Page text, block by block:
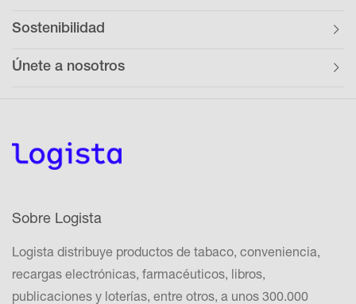
Sostenibilidad
Únete a nosotros
Sobre Logista
Logista distribuye productos de tabaco, conveniencia,
recargas electrónicas, farmacéuticos, libros,
publicaciones y loterías, entre otros, a unos 300.000